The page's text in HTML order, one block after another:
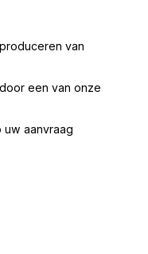
van
een van onze
uw aanvraag
Neem contact op